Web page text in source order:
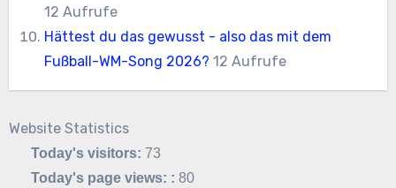
12 Aufrufe
Hättest du das gewusst - also das mit dem
Fußball-WM-Song 2026? 12 Aufrufe
Website Statistics
Today's visitors: 73
Today's page views: :80